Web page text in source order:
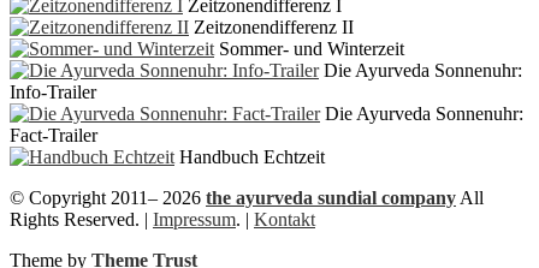
Zeitzonendifferenz I
Zeitzonendifferenz II
Sommer- und Winterzeit
Die Ayurveda Sonnenuhr:
Info-Trailer
Die Ayurveda Sonnenuhr:
Fact-Trailer
Handbuch Echtzeit
© Copyright 2011– 2026 the ayurveda sundial company All
Rights Reserved. | Impressum. | Kontakt
Theme by Theme Trust